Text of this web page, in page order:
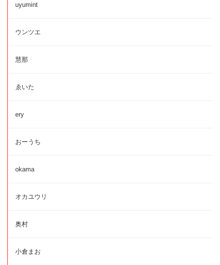
uyumint
ウンツエ
慧那
ゑいた
ery
おーうち
okama
オカユウリ
奥村
小倉まお